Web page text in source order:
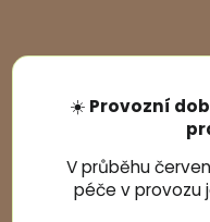
☀️ Provozní
V průběhu
péče v provozu